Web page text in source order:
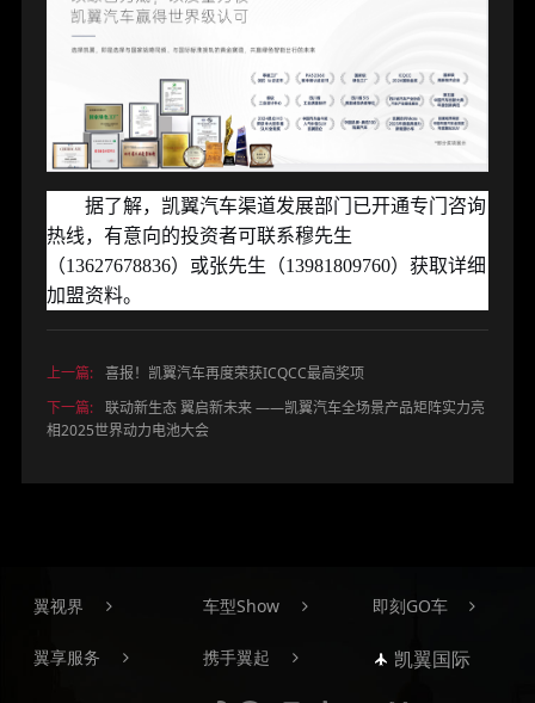
据了解，凯翼汽车渠道发展部门已开通专门咨询
热线，有意向的投资者可联系穆先生
（13627678836）或张先生（13981809760）获取详细
加盟资料。
上一篇:
喜报！凯翼汽车再度荣获ICQCC最高奖项
下一篇:
联动新生态 翼启新未来 ——凯翼汽车全场景产品矩阵实力亮
相2025世界动力电池大会
翼视界 车型Show 即刻GO车
翼享服务 携手翼起 凯翼国际